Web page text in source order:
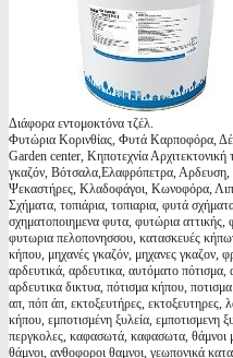
Διάφορα εντομοκτόνα τζέλ.
Φυτώρια Κορινθίας, Φυτά Καρποφόρα,
Garden center, Κηποτεχνία
γκαζόν, Βότσαλα,Ελαφρόπετρα,
Ψεκαστήρες, Κλαδοφάγοι, Κωνοφόρα,
Σχήματα, τοπιάρια, τοπιαρια, φυτά
σχηματοποιημενα φυτα, φυτώρια
φυτωρια πελοπονησσου, κατασκευές
κήπου, μηχανές γκαζόν, μηχανες γκαζον,
αρδευτικά, αρδευτικα, αυτόματο
αρδευτικα δικτυα, πότισμα κήπου,
απ, πόπ άπ, εκτοξευτήρες, εκτοξευτηρες,
κήπου, εμποτισμένη ξυλεία, εμποτισμενη
περγκολες, καφασωτά, καφασωτα, θάμνοι
θάμνοι, ανθοφοροι θαμνοι, γεωπονικά